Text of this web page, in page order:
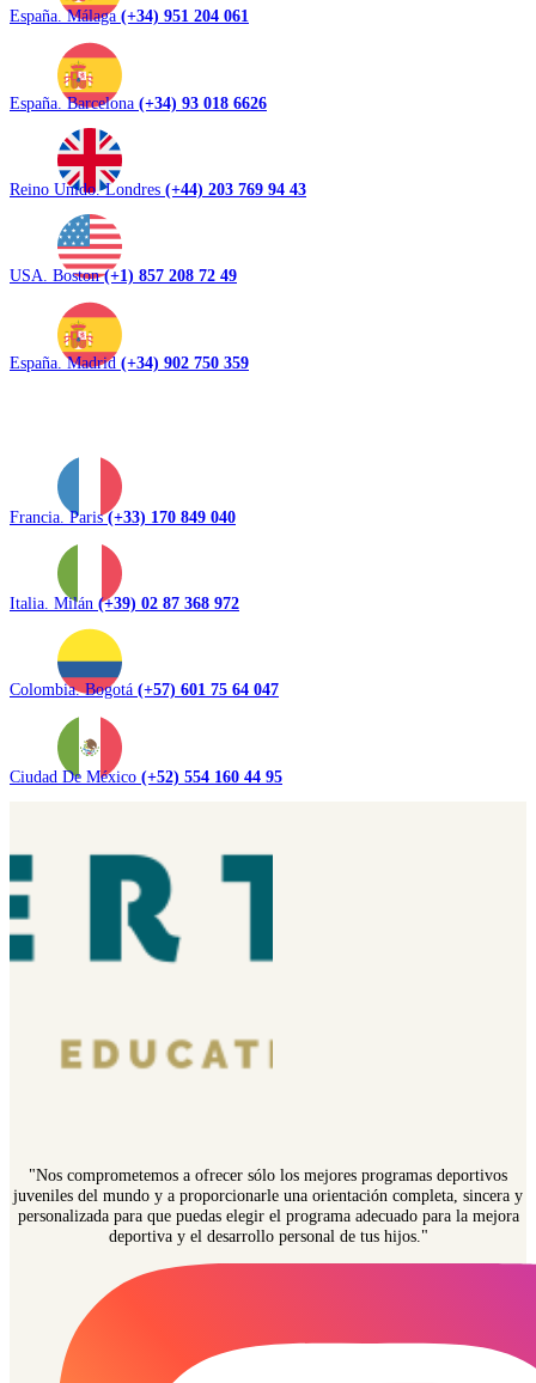
España. Málaga (+34) 951 204 061
España. Barcelona (+34) 93 018 6626
Reino Unido. Londres (+44) 203 769 94 43
USA. Boston(+1) 857 208 72 49
España. Madrid (+34) 902 750 359
Francia. Paris(+33) 170 849 040
Italia. Milán (+39) 02 87 368 972
Colombia. Bogotá (+57) 601 75 64 047
Ciudad De México (+52) 554 160 44 95
"Nos comprometemos a ofrecer sólo los mejores programas deportivos
juveniles del mundo y a proporcionarle una orientación completa, sincera y
personalizada para que puedas elegir el programa adecuado para la mejora
deportiva y el desarrollo personal de tus hijos."